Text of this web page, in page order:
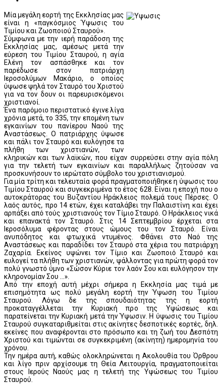
Μία μεγάλη εορτή της Εκκλησίας μας
είναι η «παγκόσμιος Ύψωσις του
Τιμίου και Ζωοποιού Σταυρού».
Σύμφωνα με την ιερή παράδοση της
Εκκλησίας μας, αμέσως μετά την
εύρεση του Τιμίου Σταυρού, η αγία
Ελένη τον ασπάσθηκε και τον
παρέδωσε στον πατριάρχη
Ιεροσολύμων Μακάριο, ο οποίος
ύψωσε ψηλά τον Σταυρό του Χριστού
για να τον δουν οι παρευρισκόμενοι
χριστιανοί.
Ένα παρόμοιο περιστατικό έγινε λίγα
χρόνια μετά, το 335, την επομένη των
εγκαινίων του πανίερου Ναού της
Αναστάσεως. Ο πατριάρχης ύψωσε
και πάλι τον Σταυρό και ευλόγησε τα
πλήθη των χριστιανών, των
κληρικών και των λαϊκών, που είχαν συρρεύσει στην αγία πόλη
για την τελετή των εγκαινίων και παραλλήλως ζητούσαν να
προσκυνήσουν το ιερώτατο σύμβολο του χριστιανισμού.
Για μία τρίτη και τελευταία φορά πραγματοποιήθηκε η ύψωσις του
Τιμίου Σταυρού και συγκεκριμένα το έτος 628. Είναι η εποχή που ο
αυτοκράτορας του Βυζαντίου Ηράκλειος πολεμά τους Πέρσες. Ο
λαός αυτός, προ 14 ετών, έχει καταλάβει την Παλαιστίνη και έχει
αρπάξει από τούς χριστιανούς τον Τίμιο Σταυρό. Ο Ηράκλειος νικά
και επανακτά τον Σταυρό. Στις 14 Σεπτεμβρίου έρχεται στα
Ιεροσόλυμα φέροντας στους ώμους του τον Σταυρό. Είναι
ανυπόδητος και φτωχικά ντυμένος. Φθάνει στο Ναό της
Αναστάσεως και παραδίδει τον Σταυρό στα χέρια του πατριάρχη
Ζαχαρία. Εκείνος υψώνει τον Τίμιο και Ζωοποιό Σταυρό και
ευλογεί τα πλήθη των χριστιανών, ψάλλοντας για πρώτη φορά τον
πολύ γνωστό ύμνο «Σώσον Κύριε τον λαόν Σου και ευλόγησον την
κληρονομίαν Σου ...».
Από την εποχή αυτή μέχρι σήμερα η Εκκλησία μας τιμά με
επισημότητα ως πολύ μεγάλη εορτή την Ύψωση του Τιμίου
Σταυρού. Λόγω δε της σπουδαιότητας της η εορτή
προκαταγγέλλεται την Κυριακή προ της Υψώσεως και
παρατείνεται την Κυριακή μετά την Ύψωσιν. Η ύψωσις του Τιμίου
Σταυρού συγκαταριθμείται στις ακίνητες δεσποτικές εορτές, δηλ.
εκείνες που αναφέρονται στο πρόσωπο και τη ζωή του Δεσπότη
Χριστού και τιμώνται σε συγκεκριμένη (ακίνητη) ημερομηνία του
χρόνου.
Την ημέρα αυτή, καθώς ολοκληρώνεται η Ακολουθία του Όρθρου
και λίγο πριν αρχίσουμε τη Θεία Λειτουργία, πραγματοποιείται
στους Ιερούς Ναούς μας η τελετή της Υψώσεως του Τιμίου
Σταυρού.